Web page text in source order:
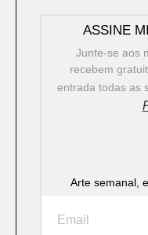
ASSINE
Junte-se aos
recebem
entrada todas as
Arte semanal,